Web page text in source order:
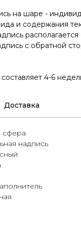
на шаре -
и содержания
с обратной
4-6
Доставка
сфера
надпись